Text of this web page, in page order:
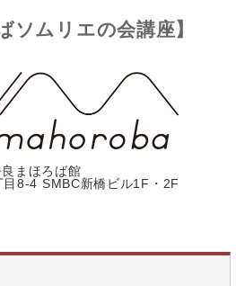
ソムリエの会講座】
良まほろば館
8-4 SMBC新橋ビル1F・2F